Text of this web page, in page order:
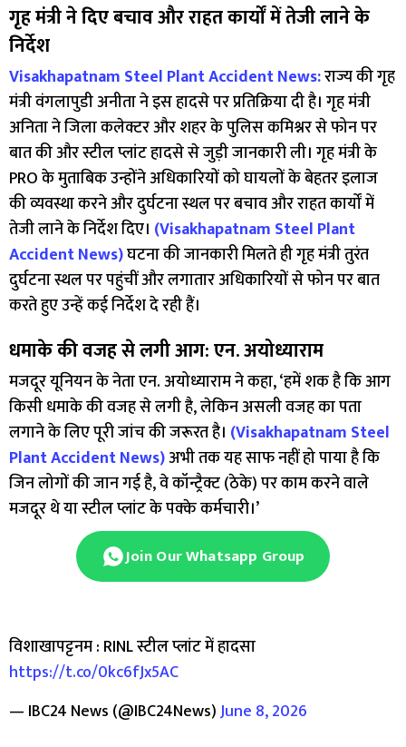
गृह मंत्री ने दिए बचाव और राहत कार्यों में तेजी लाने के
निर्देश
Visakhapatnam Steel Plant Accident News:राज्य की गृह
मंत्री वंगलापुडी अनीता ने इस हादसे पर प्रतिक्रिया दी है। गृह मंत्री
अनिता ने जिला कलेक्टर और शहर के पुलिस कमिश्नर से फोन पर
बात की और स्टील प्लांट हादसे से जुड़ी जानकारी ली। गृह मंत्री के
PRO के मुताबिक उन्होंने अधिकारियों को घायलों के बेहतर इलाज
की व्यवस्था करने और दुर्घटना स्थल पर बचाव और राहत कार्यों में
तेजी लाने के निर्देश दिए। (Visakhapatnam Steel Plant
Accident News)घटना की जानकारी मिलते ही गृह मंत्री तुरंत
दुर्घटना स्थल पर पहुंचीं और लगातार अधिकारियों से फोन पर बात
करते हुए उन्हें कई निर्देश दे रही हैं।
धमाके की वजह से लगी आग: एन. अयोध्याराम
मजदूर यूनियन के नेता एन. अयोध्याराम ने कहा, ‘हमें शक है कि आग
किसी धमाके की वजह से लगी है, लेकिन असली वजह का पता
लगाने के लिए पूरी जांच की जरूरत है। (Visakhapatnam Steel
Plant Accident News)अभी तक यह साफ नहीं हो पाया है कि
जिन लोगों की जान गई है, वे कॉन्ट्रैक्ट (ठेके) पर काम करने वाले
मजदूर थे या स्टील प्लांट के पक्के कर्मचारी।’
Join Our Whatsapp Group
विशाखापट्टनम : RINL स्टील प्लांट में हादसा
https://t.co/0kc6fJx5AC
— IBC24 News (@IBC24News)June 8, 2026